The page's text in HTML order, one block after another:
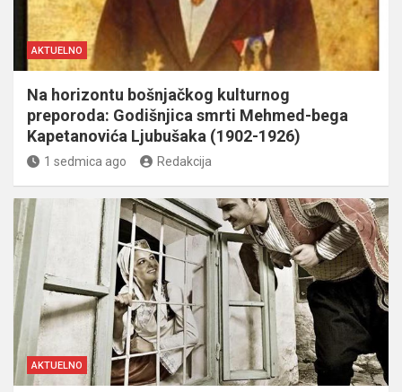
AKTUELNO
Na horizontu bošnjačkog kulturnog
preporoda: Godišnjica smrti Mehmed-bega
Kapetanovića Ljubušaka (1902-1926)
1 sedmica ago Redakcija
AKTUELNO